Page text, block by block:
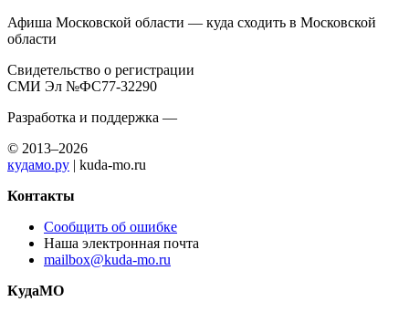
Афиша Московской области — куда сходить в Московской
области
Свидетельство о регистрации
СМИ Эл №ФС77-32290
Разработка и поддержка —
© 2013–2026
кудамо.ру | kuda-mo.ru
Контакты
Сообщить об ошибке
Наша электронная почта
mailbox@kuda-mo.ru
КудаМО